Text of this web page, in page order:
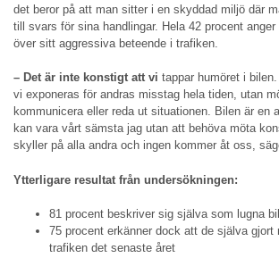
det beror på att man sitter i en skyddad miljö där
till svars för sina handlingar. Hela 42 procent
över sitt aggressiva beteende i trafiken.
– Det är inte konstigt att vi tappar humöret i
vi exponeras för andras misstag hela tiden, utan
kommunicera eller reda ut situationen. Bilen är en
kan vara vårt sämsta jag utan att behöva möta
skyller på alla andra och ingen kommer åt oss,
Ytterligare resultat från undersökningen:
81 procent beskriver sig själva som lugna
75 procent erkänner dock att de själva gjort
trafiken det senaste året